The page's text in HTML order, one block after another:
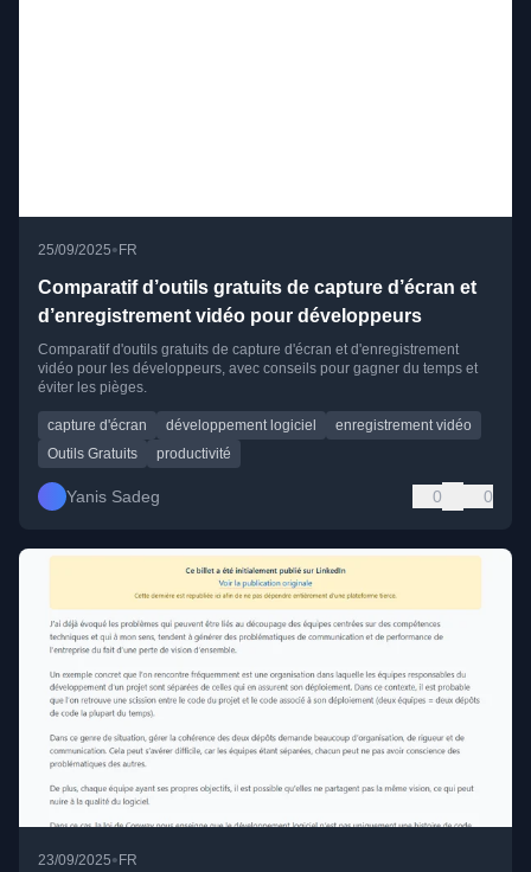
25/09/2025• FR
Comparatif d’outils gratuits de capture d’écran et
d’enregistrement vidéo pour développeurs
Comparatif d'outils gratuits de capture d'écran et d'enregistrement
vidéo pour les développeurs, avec conseils pour gagner du temps et
éviter les pièges.
capture d'écran développement logiciel
enregistrement vidéo
Outils Gratuits
productivité
Yanis Sadeg 0 0
23/09/2025•FR